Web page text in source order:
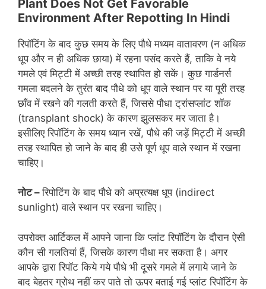
Plant Does Not Get Favorable
Environment After Repotting In Hindi
रिपॉटिंग के बाद कुछ समय के लिए पौधे मध्यम वातावरण (न अधिक
धूप और न ही अधिक छाया) में रहना पसंद करते हैं, ताकि वे नये
गमले एवं मिट्टी में अच्छी तरह स्थापित हो सकें। कुछ गार्डनर्स
गमला बदलने के तुरंत बाद पौधे को धूप वाले स्थान पर या पूरी तरह
छाँव में रखने की गलती करते हैं, जिससे पौधा ट्रांसप्लांट शॉक
(transplant shock) के कारण झुलसकर मर जाता है।
इसीलिए रिपॉटिंग के समय ध्यान रखें, पौधे की जड़ें मिट्टी में अच्छी
तरह स्थापित हो जाने के बाद ही उसे पूर्ण धूप वाले स्थान में रखना
चाहिए।
नोट –रिपोटिंग के बाद पौधे को अप्रत्यक्ष धूप (indirect
sunlight) वाले स्थान पर रखना चाहिए।
उपरोक्त आर्टिकल में आपने जाना कि प्लांट रिपॉटिंग के दौरान ऐसी
कौन सी गलतियां हैं, जिसके कारण पौधा मर सकता है। अगर
आपके द्वारा रिपॉट किये गये पौधे भी दूसरे गमले में लगाये जाने के
बाद बेहतर ग्रोथ नहीं कर पाते तो ऊपर बताई गई प्लांट रिपॉटिंग के